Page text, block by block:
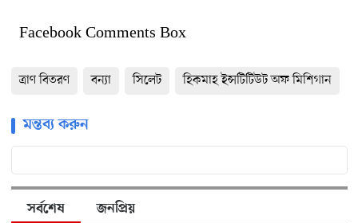
Facebook Comments Box
ত্রাণ বিতরণ বন্যা সিলেট হিকমাহ ইন্সটিটিউট অফ মিশিগান
মন্তব্য করুন
সর্বশেষ জনপ্রিয়